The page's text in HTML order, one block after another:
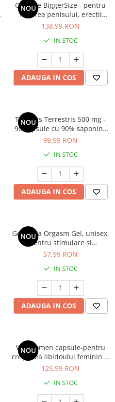
NOU
Capsule BiggerSize - pentru
mărirea penisului, erecții
puternice, întârzierea
138,99 RON
IN STOC
ADAUGA IN COS
NOU
Tribulus Terrestris 500 mg -
90 capsule cu 90% saponine
pentru vitalitate, libidou și
99,99 RON
IN STOC
ADAUGA IN COS
NOU
Gel Aqua Orgasm Gel, unisex,
pentru stimulare și
intensificare orgasm, efect de
57,99 RON
IN STOC
ADAUGA IN COS
NOU
WinWomen capsule-pentru
creșterea libidoului feminin și
orgasm intens, 60 capsule
125,99 RON
IN STOC